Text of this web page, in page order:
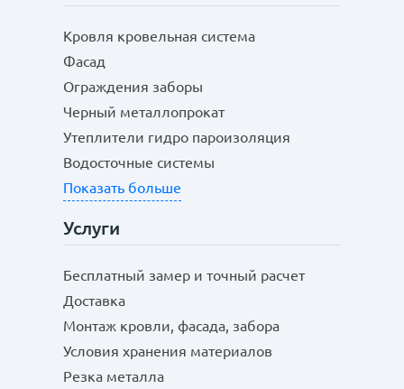
Кровля кровельная система
Фасад
Ограждения заборы
Черный металлопрокат
Утеплители гидро пароизоляция
Водосточные системы
Показать больше
Услуги
Бесплатный замер и точный расчет
Доставка
Монтаж кровли, фасада, забора
Условия хранения материалов
Резка металла